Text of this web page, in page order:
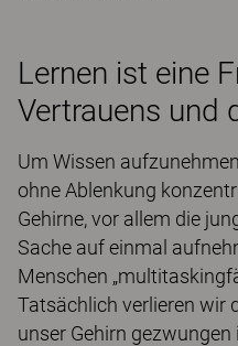
Lernen ist eine
Vertrauens und
Um Wissen
ohne Ablenkung
Gehirne, vor allem die
Sache auf einmal
Menschen
Tatsächlich verlieren wir
unser Gehirn